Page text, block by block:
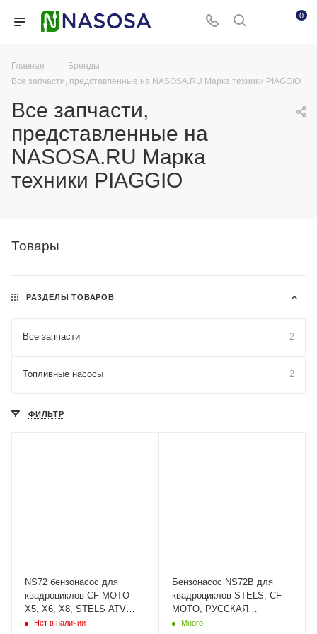
0
Главная — Бренды —
Все запчасти, представленные на NASOSA.RU Марка техники PIAGGIO
Все запчасти,
представленные на
NASOSA.RU Марка
техники PIAGGIO
Товары
РАЗДЕЛЫ ТОВАРОВ
Все запчасти 2
Топливные насосы 2
ФИЛЬТР
NS72 бензонасос для
квадроциклов CF MOTO
X5, X6, X8, STELS ATV
500, 700, 800 мотоциклов и
Нет в наличии
Бензонасос NS72B для
квадроциклов STELS, CF
MOTO, РУССКАЯ
МЕХАНИКА, BALTMOTORS
Много